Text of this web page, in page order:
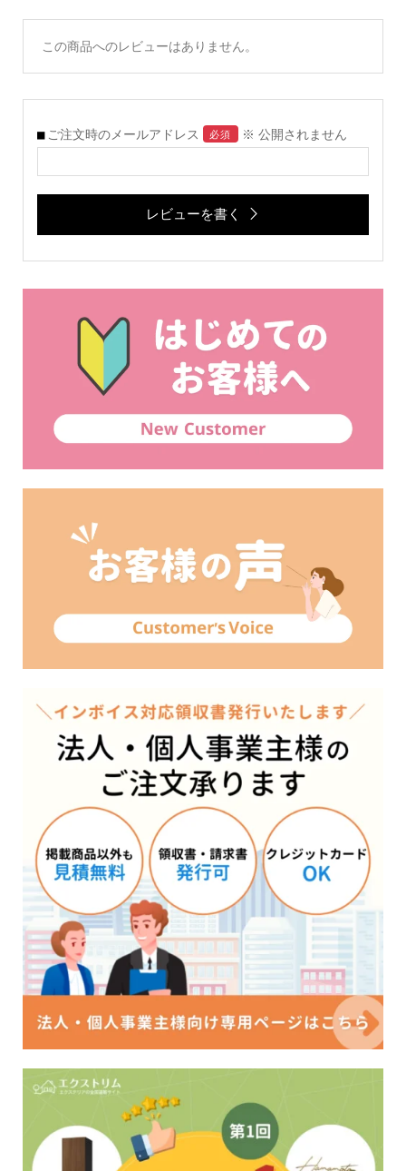
この商品へのレビューはありません。
ご注文時のメールアドレス 必須 ※ 公開されません
レビューを書く